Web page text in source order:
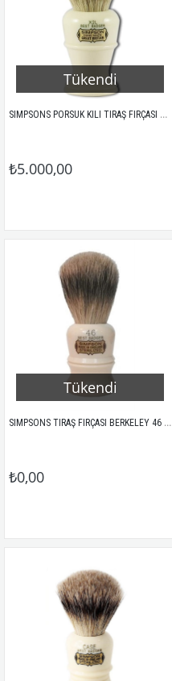
Tükendi
SIMPSONS PORSUK KILI TIRAŞ FIRÇASI COLONEL X2L BEST
₺5.000,00
Tükendi
SIMPSONS TIRAŞ FIRÇASI BERKELEY 46 BEST
₺0,00